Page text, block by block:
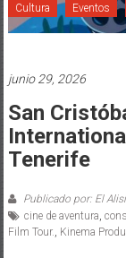
Cultura Eventos
junio 29, 2026
San
Tenerife
Publicado por: El
cine de aventura
Film Tour.
Kinema